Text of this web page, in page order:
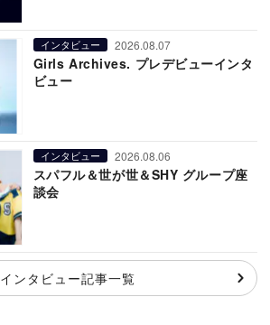
インタビュー 2026.08.07
Girls Archives. プレデビューインタ
ビュー
インタビュー 2026.08.06
スパフル＆世が世＆SHY グループ座
談会
インタビュー記事一覧